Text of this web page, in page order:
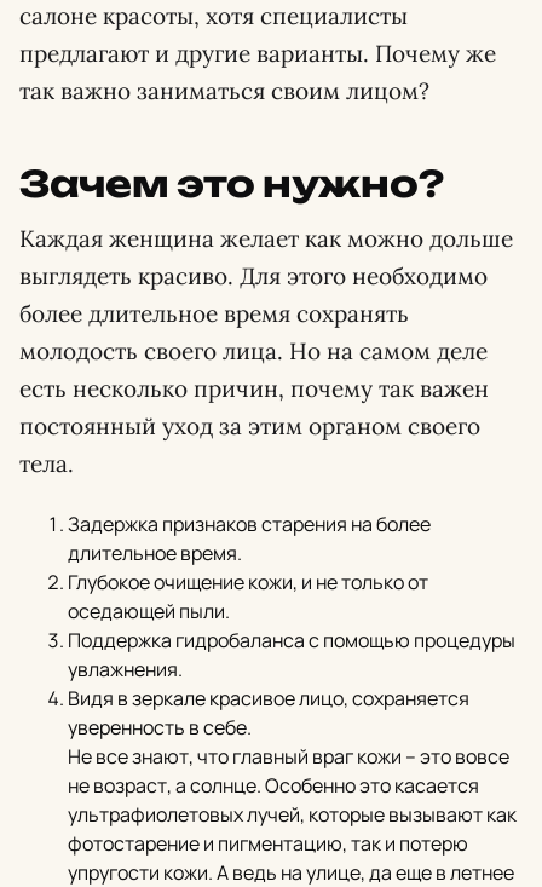
салоне красоты, хотя специалисты
предлагают и другие варианты. Почему же
так важно заниматься своим лицом?
Зачем это нужно?
Каждая женщина желает как можно дольше
выглядеть красиво. Для этого необходимо
более длительное время сохранять
молодость своего лица. Но на самом деле
есть несколько причин, почему так важен
постоянный уход за этим органом своего
тела.
Задержка признаков старения на более
длительное время.
Глубокое очищение кожи, и не только от
оседающей пыли.
Поддержка гидробаланса с помощью процедуры
увлажнения.
Видя в зеркале красивое лицо, сохраняется
уверенность в себе.
Не все знают, что главный враг кожи – это вовсе
не возраст, а солнце. Особенно это касается
ультрафиолетовых лучей, которые вызывают как
фотостарение и пигментацию, так и потерю
упругости кожи. А ведь на улице, да еще в летнее